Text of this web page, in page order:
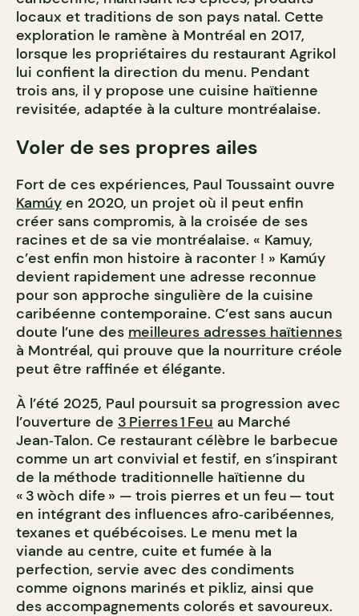
locaux et traditions de son pays natal. Cette
exploration le ramène à Montréal en 2017,
lorsque les propriétaires du restaurant Agrikol
lui confient la direction du menu. Pendant
trois ans, il y propose une cuisine haïtienne
revisitée, adaptée à la culture montréalaise.
Voler de ses propres ailes
Fort de ces expériences, Paul Toussaint ouvre
Kamúy en 2020, un projet où il peut enfin
créer sans compromis, à la croisée de ses
racines et de sa vie montréalaise. « Kamuy,
c’est enfin mon histoire à raconter ! » Kamúy
devient rapidement une adresse reconnue
pour son approche singulière de la cuisine
caribéenne contemporaine. C’est sans aucun
doute l’une des meilleures adresses haïtiennes
à Montréal, qui prouve que la nourriture créole
peut être raffinée et élégante.
À l’été 2025, Paul poursuit sa progression avec
l’ouverture de 3 Pierres 1 Feu au Marché
Jean‑Talon. Ce restaurant célèbre le barbecue
comme un art convivial et festif, en s’inspirant
de la méthode traditionnelle haïtienne du
« 3 wòch dife » — trois pierres et un feu — tout
en intégrant des influences afro‑caribéennes,
texanes et québécoises. Le menu met la
viande au centre, cuite et fumée à la
perfection, servie avec des condiments
comme oignons marinés et pikliz, ainsi que
des accompagnements colorés et savoureux.